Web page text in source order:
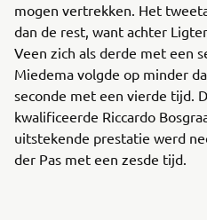
mogen vertrekken. Het
dan de rest, want achter
Veen zich als derde met een
Miedema volgde op minder
seconde met een vierde tijd.
kwalificeerde Riccardo
uitstekende prestatie werd
der Pas met een zesde tijd.